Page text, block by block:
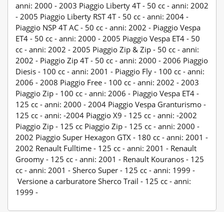
anni: 2000 - 2003 Piaggio Liberty 4T - 50 cc - anni: 2002
- 2005 Piaggio Liberty RST 4T - 50 cc - anni: 2004 -
Piaggio NSP 4T AC - 50 cc - anni: 2002 - Piaggio Vespa
ET4 - 50 cc - anni: 2000 - 2005 Piaggio Vespa ET4 - 50
cc - anni: 2002 - 2005 Piaggio Zip & Zip - 50 cc - anni:
2002 - Piaggio Zip 4T - 50 cc - anni: 2000 - 2006 Piaggio
Diesis - 100 cc - anni: 2001 - Piaggio Fly - 100 cc - anni:
2006 - 2008 Piaggio Free - 100 cc - anni: 2002 - 2003
Piaggio Zip - 100 cc - anni: 2006 - Piaggio Vespa ET4 -
125 cc - anni: 2000 - 2004 Piaggio Vespa Granturismo -
125 cc - anni: -2004 Piaggio X9 - 125 cc - anni: -2002
Piaggio Zip - 125 cc Piaggio Zip - 125 cc - anni: 2000 -
2002 Piaggio Super Hexagon GTX - 180 cc - anni: 2001 -
2002 Renault Fulltime - 125 cc - anni: 2001 - Renault
Groomy - 125 cc - anni: 2001 - Renault Kouranos - 125
cc - anni: 2001 - Sherco Super - 125 cc - anni: 1999 -
Versione a carburatore Sherco Trail - 125 cc - anni:
1999 -